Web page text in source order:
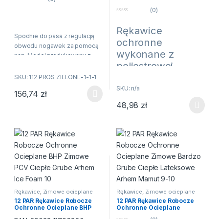
spełnia standardy europejskich
Spodnie do pasa z regulacją
obwodu nogawek za pomocą
nap. Model produkowany z
Plavitex, przeznaczony do
warunkach pogodowych.
zgrzewania zwiększa
wytrzymałość szwów. Produkt
spełnia standardy europejskich
norm: EN ISO 13688 i EN 343.
SKU: 112 PROS ZIELONE-1-1-1
156,74 zł
Ten produkt ma wiele wariantów. Opcje można wybrać na
Piankowe ARHEM FANCY
a
5
(0)
Rękawice
ochronne
wykonane z
poliestrowej
niebieskim,
powlekane
niebieskim
piankowej
strukturze FANCY
GRIP
► Rękawice powleczenie do
palce użytkownika.
► Dodatkowawarstwa
SKU: n/a
48,98 zł
Ten produkt ma wiele
Rękawice, Zimowe ocieplane
12 PAR Rękawice Robocze
Ochronne Ocieplane BHP
Rękawice, Zimowe ocieplane
12 PAR Rękawice Robocze
Ochronne Ocieplane